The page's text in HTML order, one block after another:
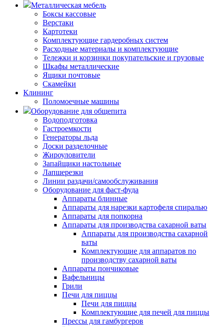
Металлическая мебель
Боксы кассовые
Верстаки
Картотеки
Комплектующие гардеробных систем
Расходные материалы и комплектующие
Тележки и корзинки покупательские и грузовые
Шкафы металлические
Ящики почтовые
Скамейки
Клининг
Поломоечные машины
Оборудование для общепита
Водоподготовка
Гастроемкости
Генераторы льда
Доски разделочные
Жироуловители
Запайщики настольные
Лапшерезки
Линии раздачи/самообслуживания
Оборудование для фаст-фуда
Аппараты блинные
Аппараты для нарезки картофеля спиралью
Аппараты для попкорна
Аппараты для производства сахарной ваты
Аппараты для производства сахарной
ваты
Комплектующие для аппаратов по
производству сахарной ваты
Аппараты пончиковые
Вафельницы
Грили
Печи для пиццы
Печи для пиццы
Комплектующие для печей для пиццы
Прессы для гамбургеров